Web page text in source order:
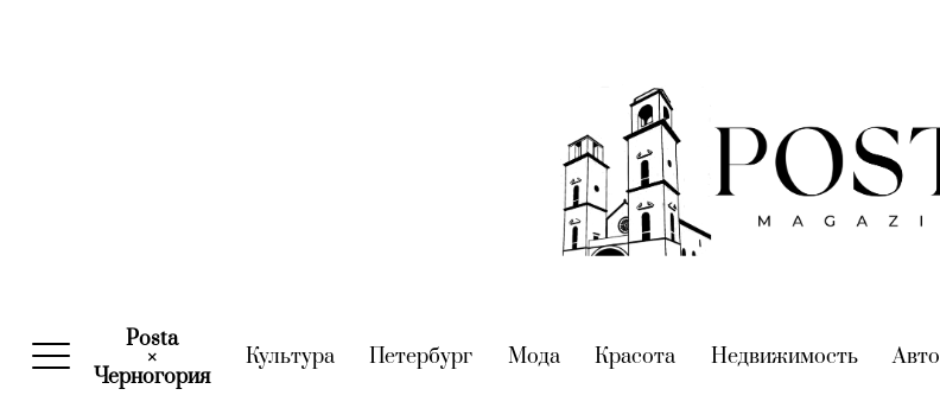
Posta
×
Черногория(current)
Культура(current)
Петербург (current)
Мода(current)
Красота (current)
Недвижимость(current)
Авто